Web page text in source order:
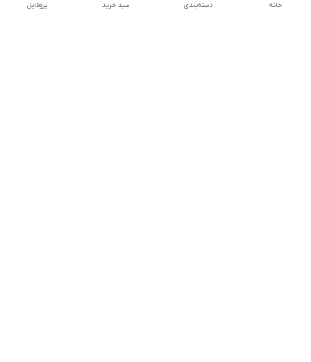
پروفایل سبد خرید دسته‌بندی خانه